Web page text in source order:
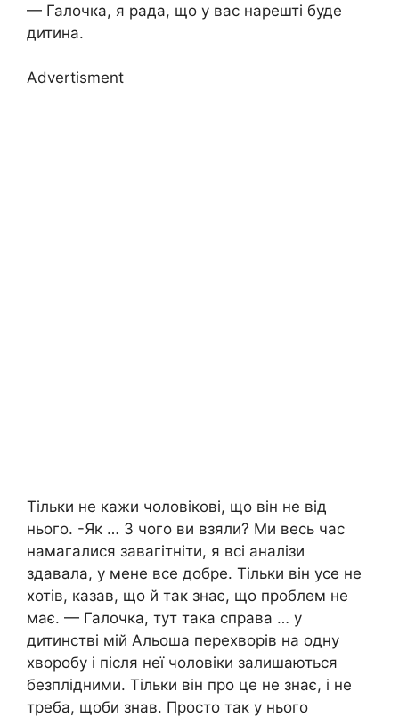
— Галочка, я рада, що у вас нарешті буде
дитина.
Advertisment
Тільки не кажи чоловікові, що він не від
нього. -Як … З чого ви взяли? Ми весь час
намагалися завагітніти, я всі аналізи
здавала, у мене все добре. Тільки він усе не
хотів, казав, що й так знає, що проблем не
має. — Галочка, тут така справа … у
дитинстві мій Альоша перехворів на одну
хворобу і після неї чоловіки залишаються
безплідними. Тільки він про це не знає, і не
треба, щоби знав. Просто так у нього